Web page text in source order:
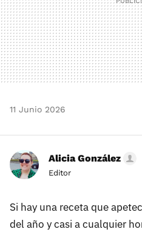
11 Junio 2026
Alicia González
Editor
Si hay una receta que
del año y casi a cualquier